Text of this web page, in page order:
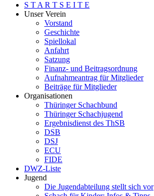
S T A R T S E I T E
Unser Verein
Vorstand
Geschichte
Spiellokal
Anfahrt
Satzung
Finanz- und Beitragsordnung
Aufnahmeantrag für Mitglieder
Beiträge für Mitglieder
Organisationen
Thüringer Schachbund
Thüringer Schachjugend
Ergebnisdienst des ThSB
DSB
DSJ
ECU
FIDE
DWZ-Liste
Jugend
Die Jugendabteilung stellt sich vor